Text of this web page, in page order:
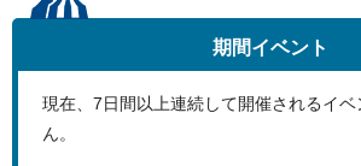
期間イベント
現在、 7日間以上連続して開催されるイ
ん。